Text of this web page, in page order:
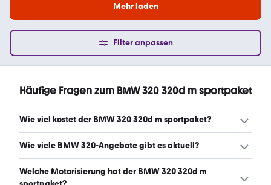
Mehr laden
Filter anpassen
Häufige Fragen zum BMW 320 320d m sportpaket
Wie viel kostet der BMW 320 320d m sportpaket?
Ein guter Preis für einen BMW 320 320d m sportpaket
starten ab 257 € monatlich. (Stand: 8.8.2026)
Wie viele BMW 320-Angebote gibt es aktuell?
Es gibt insgesamt 221 BMW 320 bei mobile.de, davon 193
Gebraucht- und 28 Neuwagen. (Stand: 8.8.2026)
Welche Motorisierung hat der BMW 320 320d m